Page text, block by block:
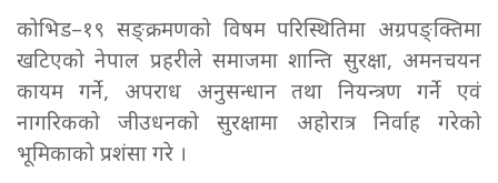
कोभिड–१९ सङ्क्रमणको विषम परिस्थितिमा अग्रपङ्क्तिमा
खटिएको नेपाल प्रहरीले समाजमा शान्ति सुरक्षा, अमनचयन
कायम गर्ने, अपराध अनुसन्धान तथा नियन्त्रण गर्ने एवं
नागरिकको जीउधनको सुरक्षामा अहोरात्र निर्वाह गरेको
भूमिकाको प्रशंसा गरे ।